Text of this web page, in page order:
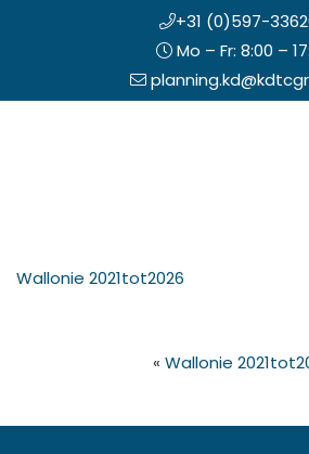
+31 (0)597-
Mo – Fr: 8:00 –
Wallonie 2021tot2026
« Wallonie